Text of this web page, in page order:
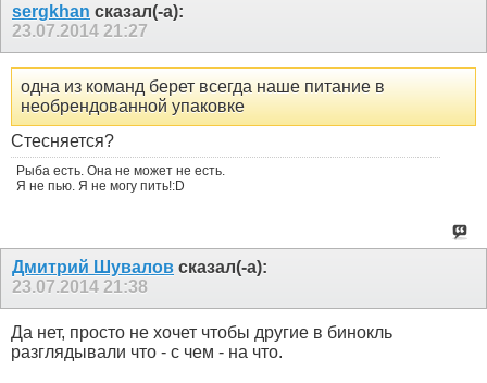
sergkhan сказал(-а):
23.07.2014 21:27
одна из команд берет всегда наше питание в
необрендованной упаковке
Стесняется?
Рыба есть. Она не может не есть.
Я не пью. Я не могу пить!:D
Дмитрий Шувалов сказал(-а):
23.07.2014 21:38
Да нет, просто не хочет чтобы другие в бинокль
разглядывали что - с чем - на что.